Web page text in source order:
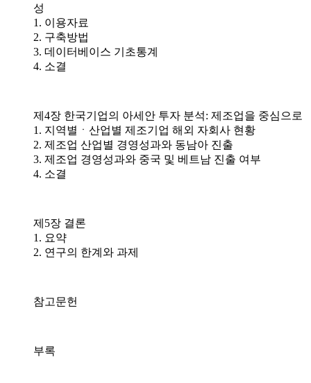
성
1. 이용자료
2. 구축방법
3. 데이터베이스 기초통계
4. 소결
제4장 한국기업의 아세안 투자 분석: 제조업을 중심으로
1. 지역별ㆍ산업별 제조기업 해외 자회사 현황
2. 제조업 산업별 경영성과와 동남아 진출
3. 제조업 경영성과와 중국 및 베트남 진출 여부
4. 소결
제5장 결론
1. 요약
2. 연구의 한계와 과제
참고문헌
부록